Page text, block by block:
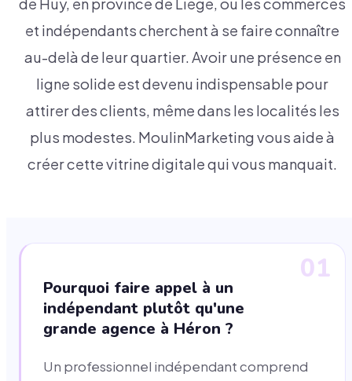
de Huy, en province de Liège, où les commerces
et indépendants cherchent à se faire connaître
au-delà de leur quartier. Avoir une présence en
ligne solide est devenu indispensable pour
attirer des clients, même dans les localités les
plus modestes. MoulinMarketing vous aide à
créer cette vitrine digitale qui vous manquait.
01
Pourquoi faire appel à un
indépendant plutôt qu'une
grande agence à Héron ?
Un professionnel indépendant comprend